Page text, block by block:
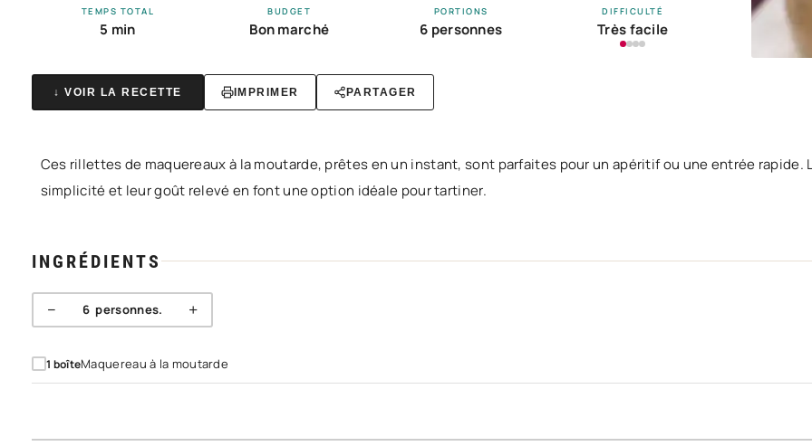
TEMPS TOTAL
5 min
BUDGET
Bon marché
PORTIONS
6 personnes
DIFFICULTÉ
Très facile
↓ VOIR LA RECETTE IMPRIMER PARTAGER
Ces rillettes de maquereaux à la moutarde, prêtes en un instant, sont parfaites pour un apéritif ou une entrée rapide.
simplicité et leur goût relevé en font une option idéale pour tartiner.
INGRÉDIENTS
− 6personnes. +
1 boîteMaquereau à la moutarde